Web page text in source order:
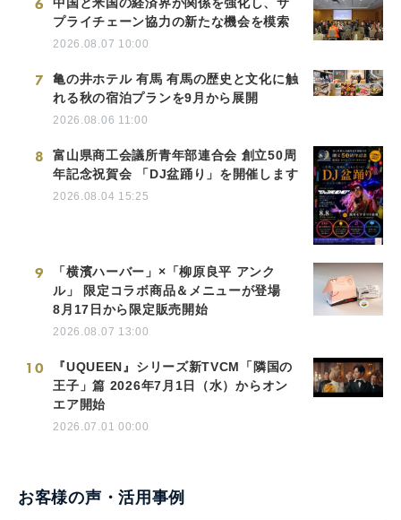
6
プライチェーン協力の新たな機会を模索
2026.08.07 10:00
7
亀の井ホテル 有馬 有馬の歴史と文化に触
れる秋の宿泊プランを9月から展開
2026.08.06 11:00
8
富山県商工会議所青年部連合会 創立50周
年記念祝賀会 「DJ盆踊り」を開催します
2026.08.04 15:25
9
「横濱ハーバー」×「柳原良平 アンク
ル」 限定コラボ商品＆メニューが登場
8月17日から限定販売開始
2026.08.07 13:00
10
『UQUEEN』シリーズ新TVCM「隣国の
王子」篇 2026年7月1日（水）からオン
エア開始
2026.07.01 00:00
お客様の声・活用事例